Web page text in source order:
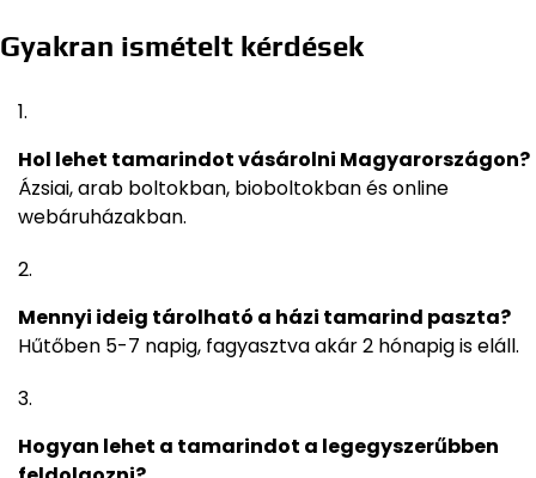
Gyakran ismételt kérdések
Hol lehet tamarindot vásárolni Magyarországon?
Ázsiai, arab boltokban, bioboltokban és online
webáruházakban.
Mennyi ideig tárolható a házi tamarind paszta?
Hűtőben 5-7 napig, fagyasztva akár 2 hónapig is eláll.
Hogyan lehet a tamarindot a legegyszerűbben